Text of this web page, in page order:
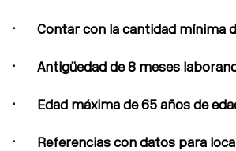
· Contar con la cantidad mínima
· Antigüedad de 8 meses
· Edad máxima de 65 años de
· Referencias con datos para